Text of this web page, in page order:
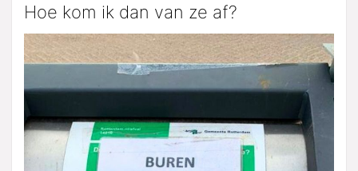
Hoe kom ik dan van ze af?